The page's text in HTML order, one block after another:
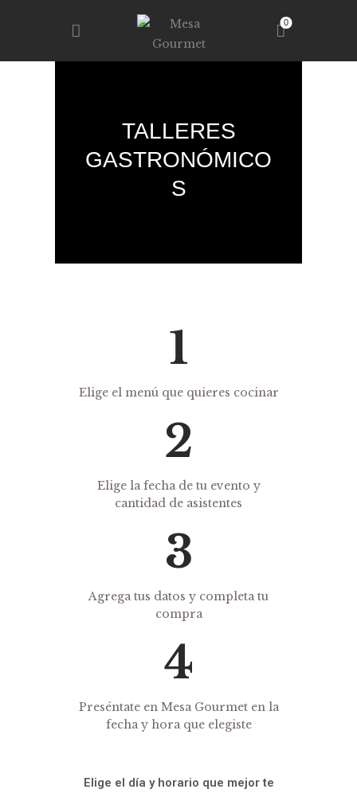
0
MESA GOURMET
SERVICIOS
TALLERES
GASTRONÓMICO
S
Elige el menú que quieres cocinar
Elige la fecha de tu evento y
cantidad de asistentes
Agrega tus datos y completa tu
compra
Preséntate en Mesa Gourmet en la
fecha y hora que elegiste
Elige el día y horario que mejor te